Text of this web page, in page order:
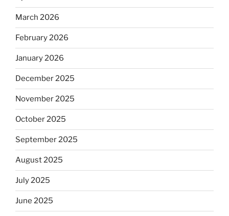
March 2026
February 2026
January 2026
December 2025
November 2025
October 2025
September 2025
August 2025
July 2025
June 2025